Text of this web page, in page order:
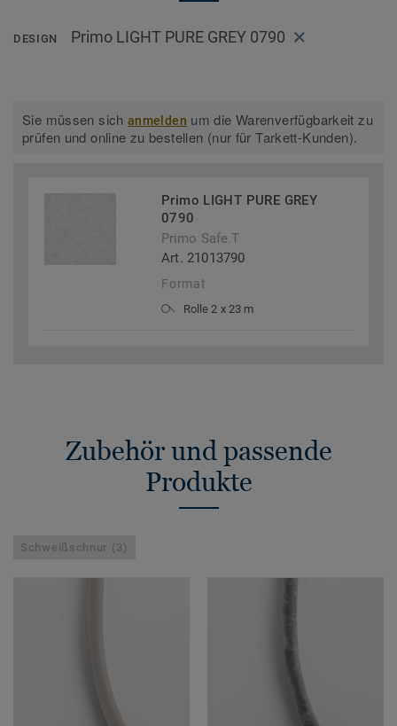
DESIGN Primo LIGHT PURE GREY 0790
Sie müssen sichanmelden um die Warenverfügbarkeit zu
prüfen und online zu bestellen (nur für Tarkett-Kunden).
Primo LIGHT PURE GREY
0790
Primo Safe.T
Art. 21013790
Format
Rolle 2 x 23 m
Zubehör und passende
Produkte
Schweißschnur (3)